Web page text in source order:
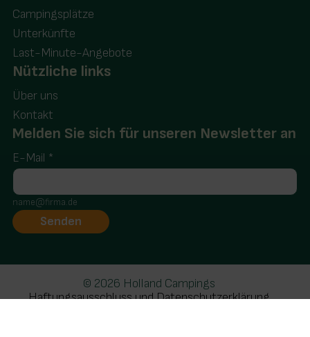
Campingsplätze
Unterkünfte
Last-Minute-Angebote
Nützliche links
Über uns
Kontakt
Melden Sie sich für unseren Newsletter an
E-Mail *
name@firma.de
© 2026 Holland Campings
Haftungsausschluss und Datenschutzerklärung